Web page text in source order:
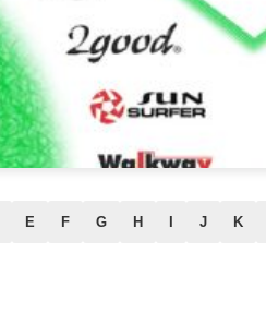
E F G H I J K